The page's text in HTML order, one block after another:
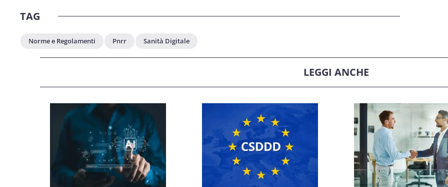
TAG
Norme e Regolamenti Pnrr Sanità Digitale
LEGGI ANCHE